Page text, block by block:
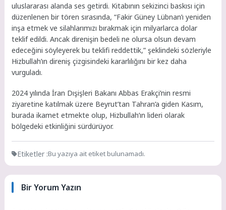
uluslararası alanda ses getirdi. Kitabının sekizinci baskısı için
düzenlenen bir tören sırasında, “Fakir Güney Lübnan’ı yeniden
inşa etmek ve silahlarımızı bırakmak için milyarlarca dolar
teklif edildi. Ancak direnişin bedeli ne olursa olsun devam
edeceğini söyleyerek bu teklifi reddettik,” şeklindeki sözleriyle
Hizbullah’ın direniş çizgisindeki kararlılığını bir kez daha
vurguladı.
2024 yılında İran Dışişleri Bakanı Abbas Erakçi’nin resmi
ziyaretine katılmak üzere Beyrut’tan Tahran’a giden Kasım,
burada ikamet etmekte olup, Hizbullah’ın lideri olarak
bölgedeki etkinliğini sürdürüyor.
Etiketler :Bu yazıya ait etiket bulunamadı.
Bir Yorum Yazın